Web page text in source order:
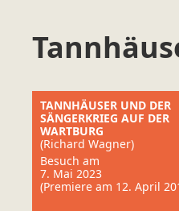
TANNHÄUSER UND DER
SÄNGERKRIEG AUF DER
WARTBURG
(Richard Wagner)
Besuch am
7. Mai 2023
(Premiere am 12. April